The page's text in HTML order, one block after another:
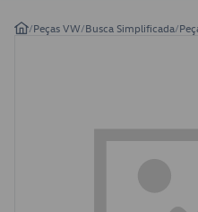
/Peças VW/Busca Simplificada/